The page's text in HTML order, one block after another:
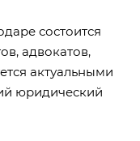
состоится
адвокатов,
актуальными
юридический